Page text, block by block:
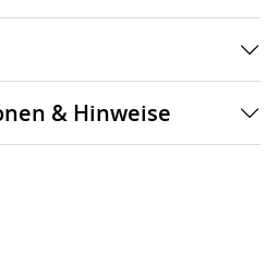
& Hinweise